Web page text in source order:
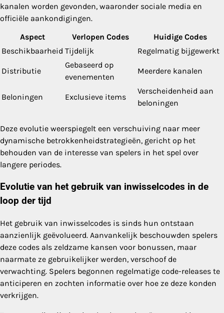
kanalen worden gevonden, waaronder sociale media en
officiële aankondigingen.
Aspect
Verlopen Codes
Huidige Codes
Beschikbaarheid Tijdelijk Regelmatig bijgewerkt
Distributie
Gebaseerd op
evenementen
Meerdere kanalen
Beloningen Exclusieve items
Verscheidenheid aan
beloningen
Deze evolutie weerspiegelt een verschuiving naar meer
dynamische betrokkenheidstrategieën, gericht op het
behouden van de interesse van spelers in het spel over
langere periodes.
Evolutie van het gebruik van inwisselcodes in de
loop der tijd
Het gebruik van inwisselcodes is sinds hun ontstaan
aanzienlijk geëvolueerd. Aanvankelijk beschouwden spelers
deze codes als zeldzame kansen voor bonussen, maar
naarmate ze gebruikelijker werden, verschoof de
verwachting. Spelers begonnen regelmatige code-releases te
anticiperen en zochten informatie over hoe ze deze konden
verkrijgen.